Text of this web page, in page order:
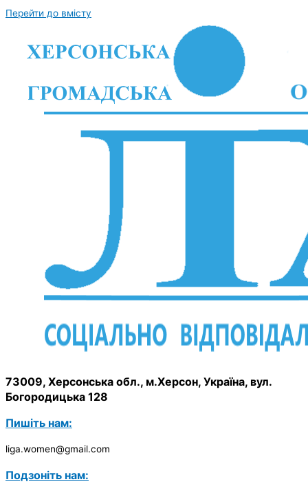
Перейти до вмісту
73009, Херсонська обл., м.Херсон, Україна, вул.
Богородицька 128
Пишіть нам:
liga.women@gmail.com
Подзоніть нам: